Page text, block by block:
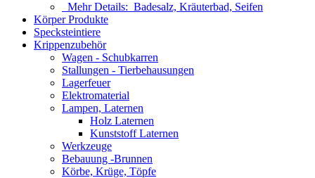
Mehr Details: Badesalz, Kräuterbad, Seifen
Körper Produkte
Specksteintiere
Krippenzubehör
Wagen - Schubkarren
Stallungen - Tierbehausungen
Lagerfeuer
Elektromaterial
Lampen, Laternen
Holz Laternen
Kunststoff Laternen
Werkzeuge
Bebauung -Brunnen
Körbe, Krüge, Töpfe